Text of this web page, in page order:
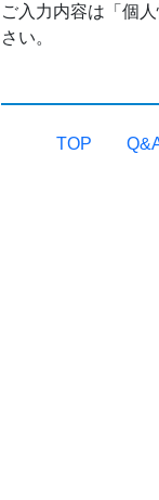
ご入力内容は「個
さい。
TOP